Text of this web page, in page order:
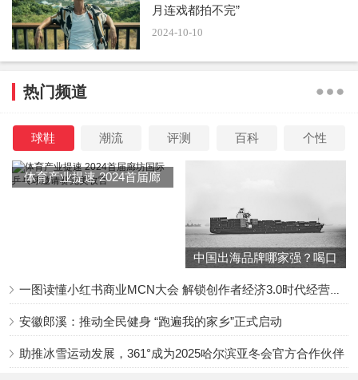
钱，所以结婚时没请过几个朋友，也没有摆酒啥的，就是花
了不到十块钱就娶到了这样的美人。刚刚结婚的时候，黄蕾
己，终于不负所望，在事业上取得了好成绩。请问这样的好
男人，哪里可以找到？不仅对妻子百般疼惜，而且还从不给
自己惹桃色新闻，实在太专情了。各位读者，你们喜欢这样
的男人嘛？
月连戏都拍不完”
2024-10-10
热门频道
球鞋 潮流 评测 百科 个性
体育产业提速 2024首届廊
中国出海品牌哪家强？喝口
安徽郎溪：推动全民健身 “跑遍我的家乡”正式启动
助推冰雪运动发展，361°成为2025哈尔滨亚冬会官方合作伙伴